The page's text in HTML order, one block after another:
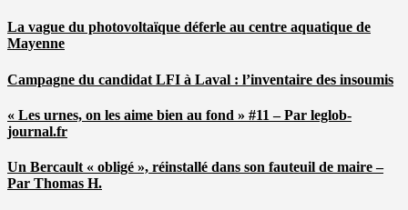
La vague du photovoltaïque déferle au centre aquatique de
Mayenne
Campagne du candidat LFI à Laval : l’inventaire des insoumis
« Les urnes, on les aime bien au fond » #11 – Par leglob-
journal.fr
Un Bercault « obligé », réinstallé dans son fauteuil de maire –
Par Thomas H.